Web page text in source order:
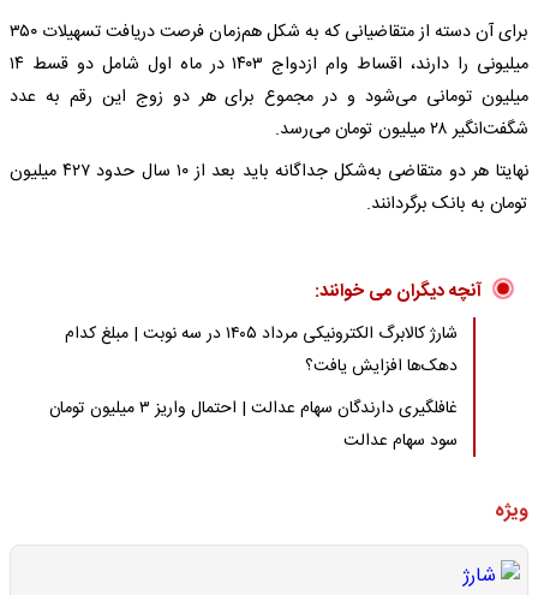
برای آن دسته از متقاضیانی که به شکل هم‌زمان فرصت دریافت تسهیلات ۳۵۰
میلیونی را دارند، اقساط وام ازدواج ۱۴۰۳ در ماه اول شامل دو قسط ۱۴
میلیون تومانی می‌شود و در مجموع برای هر دو زوج این رقم به عدد
شگفت‌انگیر ۲۸ میلیون تومان می‌رسد.
نهایتا هر دو متقاضی به‌شکل جداگانه باید بعد از ۱۰ سال حدود ۴۲۷ میلیون
تومان به بانک برگردانند.
آنچه دیگران می خوانند:
شارژ کالابرگ الکترونیکی مرداد ۱۴۰۵ در سه نوبت | مبلغ کدام
دهک‌ها افزایش یافت؟
غافلگیری دارندگان سهام عدالت | احتمال واریز ۳ میلیون تومان
سود سهام عدالت
ویژه